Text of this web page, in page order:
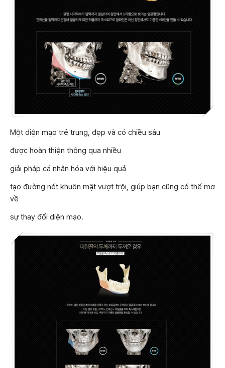
Một diện mạo trẻ trung, đẹp và có chiều sâu
được hoàn thiện thông qua nhiều
giải pháp cá nhân hóa với hiệu quả
tạo đường nét khuôn mặt vượt trội, giúp bạn cũng có thể mơ
về
sự thay đổi diện mạo.